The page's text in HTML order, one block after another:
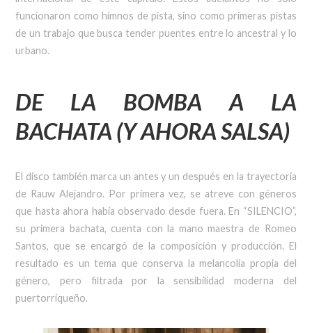
funcionaron como himnos de pista, sino como primeras pistas
de un trabajo que busca tender puentes entre lo ancestral y lo
urbano.
DE LA BOMBA A LA
BACHATA (Y AHORA SALSA)
El disco también marca un antes y un después en la trayectoria
de Rauw Alejandro. Por primera vez, se atreve con géneros
que hasta ahora había observado desde fuera. En “SILENCIO”,
su primera bachata, cuenta con la mano maestra de Romeo
Santos, que se encargó de la composición y producción. El
resultado es un tema que conserva la melancolía propia del
género, pero filtrada por la sensibilidad moderna del
puertorriqueño.